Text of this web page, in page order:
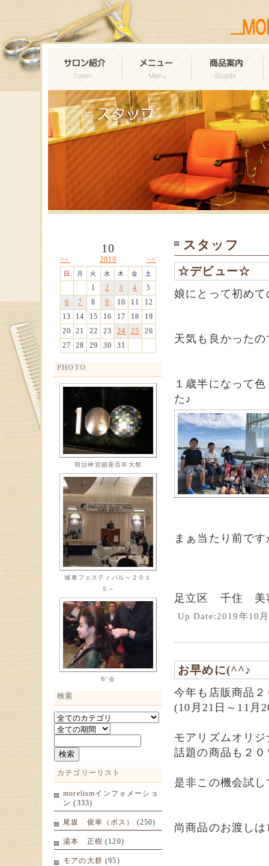
10
<< 2019 >>
日 月 火 水 木 金 土
1 2 3 4
5
6
7 8 9 10 11
12
13
14 15 16 17 18
19
20
21 22 23 24 25
26
27
28 29 30 31
PHOTO
明治神宮鎮座百年大祭
城東フェスティバル～２０１
５～
B’会
検索
カテゴリーリスト
morelismインフォメーショ
ン (333)
尾坂 俊幸（ボス） (250)
湯本 正樹 (120)
モアの大群 (95)
スタッフ
☆デビュー☆
娘にとって初め
天気も良かった
１歳半になって
た♪
まぁ当たり前で
足立区 千住 美
Up Date:2019年10
お早めに(^^♪
今年も店販商品
(10月21日～11月
モアリズムオリ
話題の商品も２
是非この機会試
尚商品のお渡し